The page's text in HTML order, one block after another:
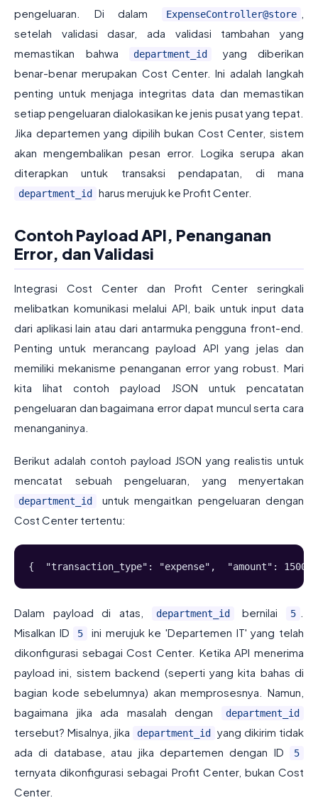
pengeluaran. Di dalam ExpenseController@store
setelah validasi dasar, ada validasi tambahan yang
memastikan bahwa
department_id
yang diberikan
benar-benar merupakan Cost Center. Ini adalah langkah
penting untuk menjaga integritas data dan memastikan
setiap pengeluaran dialokasikan ke jenis pusat yang tepat.
Jika departemen yang dipilih bukan Cost Center, sistem
akan mengembalikan pesan error. Logika serupa akan
diterapkan untuk transaksi pendapatan, di mana
department_id harus merujuk ke Profit Center.
Contoh Payload API, Penanganan
Error, dan Validasi
Integrasi Cost Center dan Profit Center seringkali
melibatkan komunikasi melalui API, baik untuk input data
dari aplikasi lain atau dari antarmuka pengguna front-end.
Penting untuk merancang payload API yang jelas dan
memiliki mekanisme penanganan error yang robust. Mari
kita lihat contoh payload JSON untuk pencatatan
pengeluaran dan bagaimana error dapat muncul serta cara
menanganinya.
Berikut adalah contoh payload JSON yang realistis untuk
mencatat sebuah pengeluaran, yang menyertakan
department_id
untuk mengaitkan pengeluaran dengan
Cost Center tertentu:
{  "transaction_type": "expense",  "amount":
Dalam payload di atas, department_id bernilai 5
Misalkan ID
5
ini merujuk ke 'Departemen IT' yang telah
dikonfigurasi sebagai Cost Center. Ketika API menerima
payload ini, sistem backend (seperti yang kita bahas di
bagian kode sebelumnya) akan memprosesnya. Namun,
bagaimana jika ada masalah dengan
department_id
tersebut? Misalnya, jika department_id
yang dikirim tidak
ada di database, atau jika departemen dengan ID
5
ternyata dikonfigurasi sebagai Profit Center, bukan Cost
Center.